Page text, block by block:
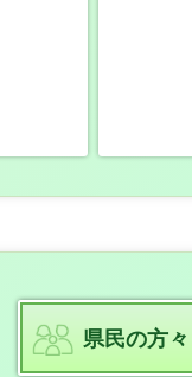
県民の方々